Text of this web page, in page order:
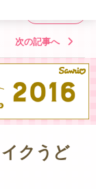
次の記事へ
クうど